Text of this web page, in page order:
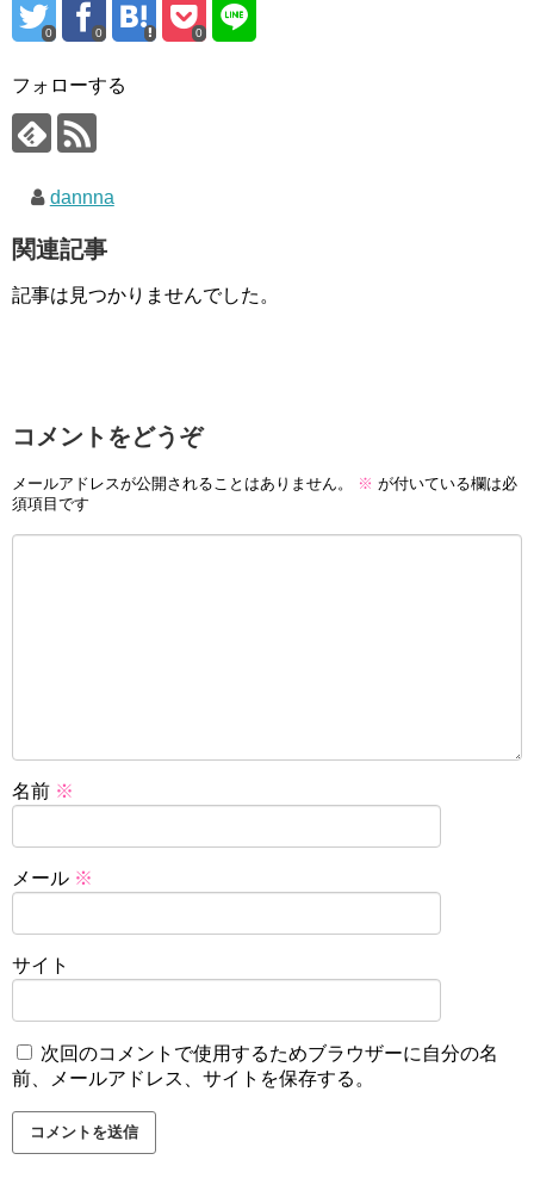
0 0 0
フォローする
dannna
関連記事
記事は見つかりませんでした。
コメントをどうぞ
メールアドレスが公開されることはありません。 ※ が付いている欄は必
須項目です
名前 ※
メール ※
サイト
次回のコメントで使用するためブラウザーに自分の名
前、メールアドレス、サイトを保存する。